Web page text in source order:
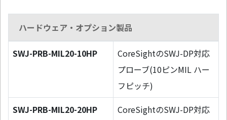
ハードウェア・オプション製品
SWJ-PRB-MIL20-10HP
CoreSightのSWJ-DP対応
プローブ(10ピンMIL ハー
フピッチ)
SWJ-PRB-MIL20-20HP
CoreSightのSWJ-DP対応